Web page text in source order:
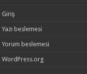
Giriş
Yazı beslemesi
Yorum beslemesi
WordPress.org